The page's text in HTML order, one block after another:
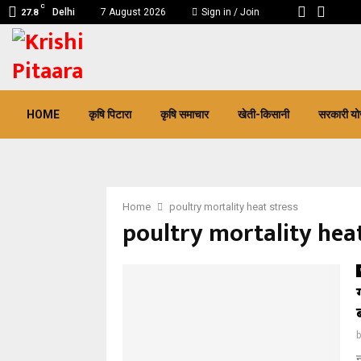
27.8
C
Delhi 7 August 2026 Sign in / Join
HOME कृषि पिटारा कृषि समाचार खेती-किसानी सरकारी
Home poultry mortality heat stress
poultry mortality